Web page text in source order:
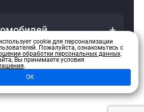
cookie для персонализации
Пожалуйста, ознакомьтесь с
обработки персональных данных.
Вы принимаете условия
.
ОК